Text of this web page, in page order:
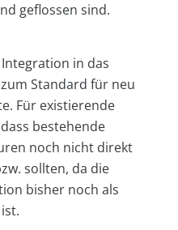
geflossen sind.
in das
zum Standard für neu
Für existierende
bestehende
noch nicht direkt
sollten, da die
bisher noch als